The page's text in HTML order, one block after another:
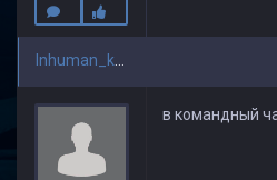
в командный